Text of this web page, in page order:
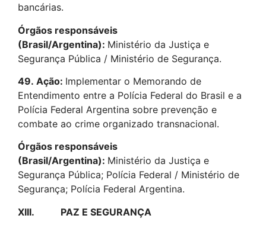
bancárias.
Órgãos responsáveis
(Brasil/Argentina): Ministério da Justiça e
Segurança Pública / Ministério de Segurança.
49. Ação: Implementar o Memorando de
Entendimento entre a Polícia Federal do Brasil e a
Polícia Federal Argentina sobre prevenção e
combate ao crime organizado transnacional.
Órgãos responsáveis
(Brasil/Argentina): Ministério da Justiça e
Segurança Pública; Polícia Federal / Ministério de
Segurança; Polícia Federal Argentina.
XIII. PAZ E SEGURANÇA